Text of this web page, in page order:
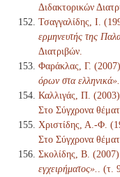
Διδακτορικών
Τσαγγαλίδης, Ι.
ερμηνευτής της
Διατριβών.
Φαράκλας, Γ. (2007)
όρων στα ελληνικά».
Καλλιγάς, Π. (2003)
Στο Σύγχρονα
Χριστίδης, Α.-Φ.
Στο Σύγχρονα
Σκολίδης, Β. (2007)
εγχειρήματος».
. (τ.